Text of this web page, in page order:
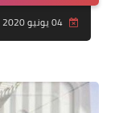
04 يونيو 2020